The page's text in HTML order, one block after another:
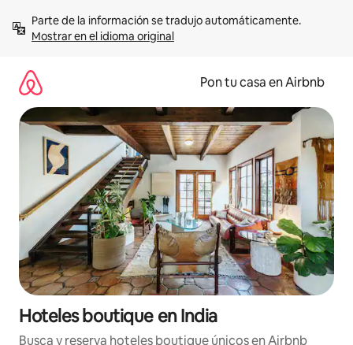
contenidoMostrar en el idioma original
Pon tu casa en Airbnb
Hoteles boutique en India
Busca y reserva hoteles boutique únicos en Airbnb